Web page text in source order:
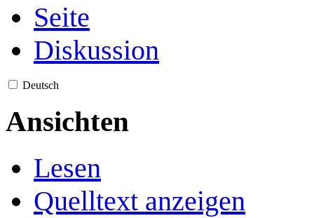
Seite
Diskussion
Deutsch
Ansichten
Lesen
Quelltext anzeigen